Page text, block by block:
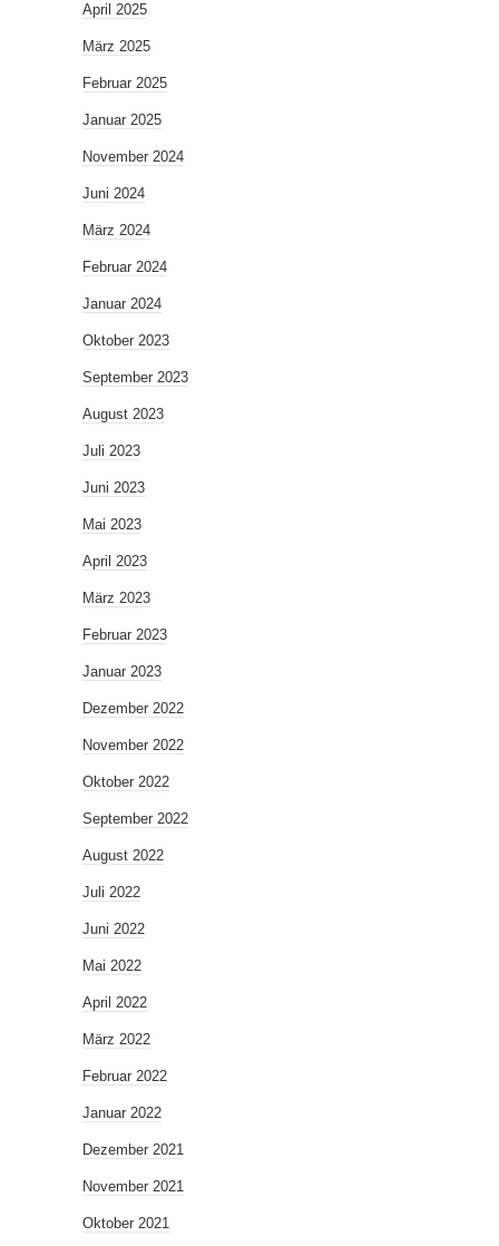
April 2025
März 2025
Februar 2025
Januar 2025
November 2024
Juni 2024
März 2024
Februar 2024
Januar 2024
Oktober 2023
September 2023
August 2023
Juli 2023
Juni 2023
Mai 2023
April 2023
März 2023
Februar 2023
Januar 2023
Dezember 2022
November 2022
Oktober 2022
September 2022
August 2022
Juli 2022
Juni 2022
Mai 2022
April 2022
März 2022
Februar 2022
Januar 2022
Dezember 2021
November 2021
Oktober 2021